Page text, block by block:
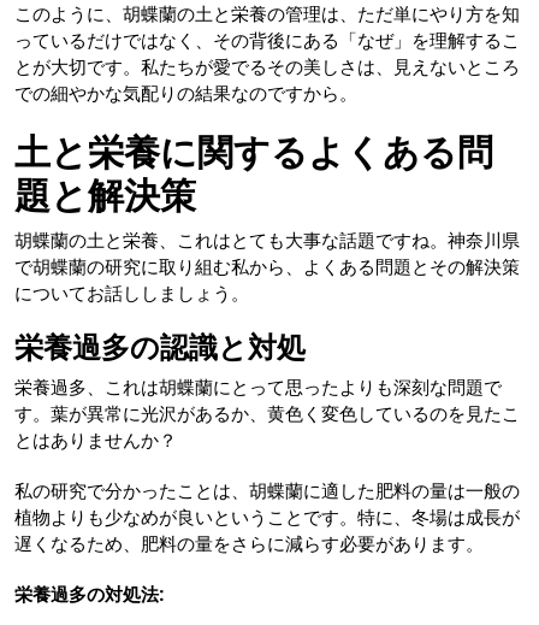
このように、胡蝶蘭の土と栄養の管理は、ただ単にやり方を知
っているだけではなく、その背後にある「なぜ」を理解するこ
とが大切です。私たちが愛でるその美しさは、見えないところ
での細やかな気配りの結果なのですから。
土と栄養に関するよくある問
題と解決策
胡蝶蘭の土と栄養、これはとても大事な話題ですね。神奈川県
で胡蝶蘭の研究に取り組む私から、よくある問題とその解決策
についてお話ししましょう。
栄養過多の認識と対処
栄養過多、これは胡蝶蘭にとって思ったよりも深刻な問題で
す。葉が異常に光沢があるか、黄色く変色しているのを見たこ
とはありませんか？
私の研究で分かったことは、胡蝶蘭に適した肥料の量は一般の
植物よりも少なめが良いということです。特に、冬場は成長が
遅くなるため、肥料の量をさらに減らす必要があります。
栄養過多の対処法: